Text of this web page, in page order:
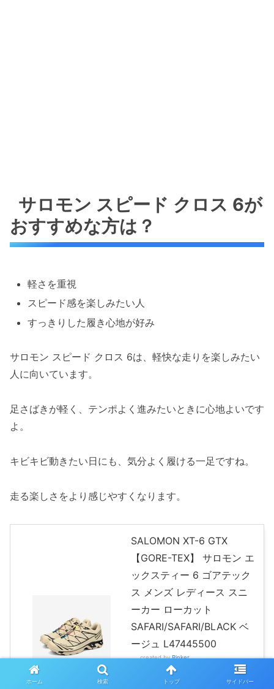
サロモン スピード クロス 6が
おすすめな方は？
軽さを重視
スピード感を楽しみたい人
すっきりした履き心地が好み
サロモン スピード クロス 6は、軽快な走りを楽しみたい
人に向いています。
足さばきが軽く、テンポよく進みたいときに心地よいです
よ。
キビキビ動きたい日にも、気分よく履ける一足ですね。
走る楽しさをより感じやすくなります。
SALOMON XT-6 GTX
【GORE-TEX】 サロモン エ
ックスティー 6 ゴアテック
ス メンズ レディース スニ
ーカー ローカット
SAFARI/SAFARI/BLACK ベ
ージュ L47445500
created byRinker
Amazon
ホーム 検索 トップ サイドバー